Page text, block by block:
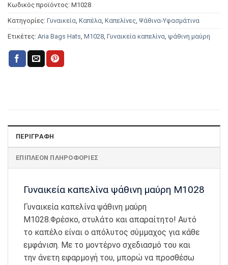
Κωδικός προϊόντος: M1028
Κατηγορίες: Γυναικεία Καπέλα Καπελίνες Ψάθινα-Υφασμάτινα
Ετικέτες: Aria Bags Hats M1028 Γυναικεία καπελίνα ψάθινη μαύρη
ΠΕΡΙΓΡΑΦΉ
ΕΠΙΠΛΈΟΝ ΠΛΗΡΟΦΟΡΊΕΣ
Γυναικεία καπελίνα ψάθινη μαύρη M1028
Γυναικεία καπελίνα ψάθινη μαύρη
M1028.Φρέσκο, στυλάτο και απαραίτητο! Αυτό
το καπέλο είναι ο απόλυτος σύμμαχος για κάθε
εμφάνιση. Με το μοντέρνο σχεδιασμό του και
την άνετη εφαρμογή του, μπορώ να προσθέσω